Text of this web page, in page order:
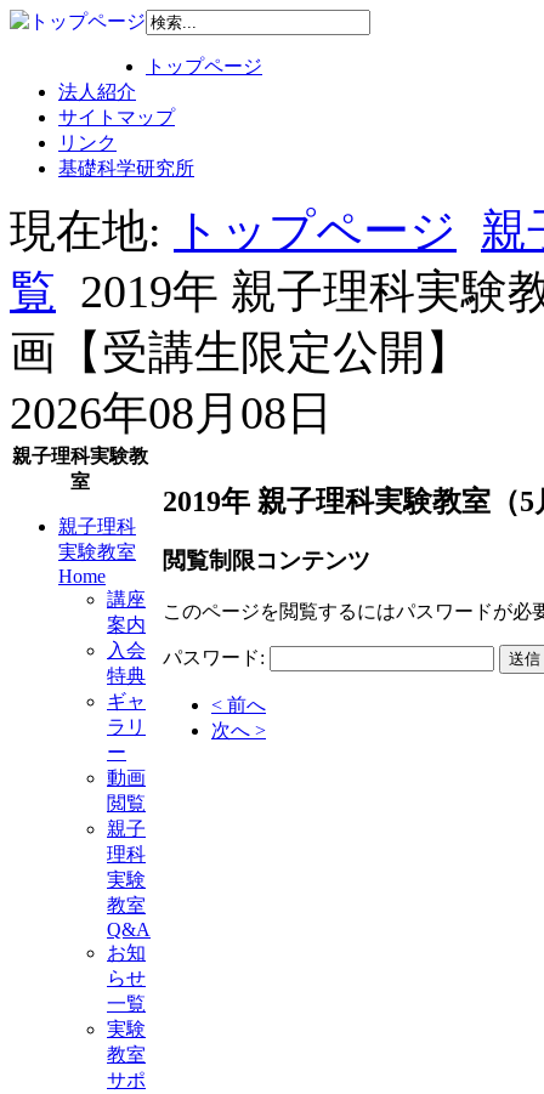
トップページ
法人紹介
サイトマップ
リンク
基礎科学研究所
現在地: トップページ
親
覧 2019年 親子理科実験
画【受講生限定公開】
2026年08月08日
親子理科実験教
室
親子理科
実験教室
Home
講座
案内
入会
特典
ギャ
ラリ
ー
動画
閲覧
親子
理科
実験
教室
Q&A
お知
らせ
一覧
実験
教室
サポ
2019年 親子理科実験教室（
閲覧制限コンテンツ
このページを閲覧するにはパスワードが必
パスワード:
< 前へ
次へ >